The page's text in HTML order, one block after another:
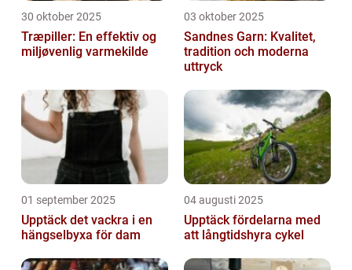
30 oktober 2025
Træpiller: En effektiv og
miljøvenlig varmekilde
03 oktober 2025
Sandnes Garn: Kvalitet,
tradition och moderna
uttryck
01 september 2025
Upptäck det vackra i en
hängselbyxa för dam
04 augusti 2025
Upptäck fördelarna med
att långtidshyra cykel